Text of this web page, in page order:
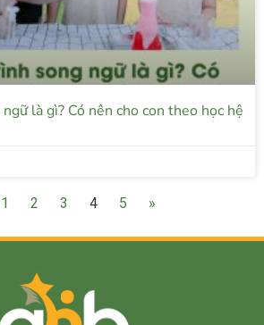
là gì? Có nên cho con theo học hệ
1 2 3 4 5 »